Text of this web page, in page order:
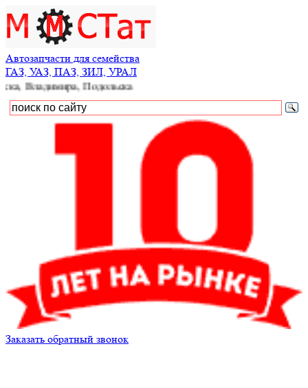
Автозапчасти для семейства
ГАЗ, УАЗ, ПАЗ, ЗИЛ, УРАЛ
Подольска
Заказать обратный звонок